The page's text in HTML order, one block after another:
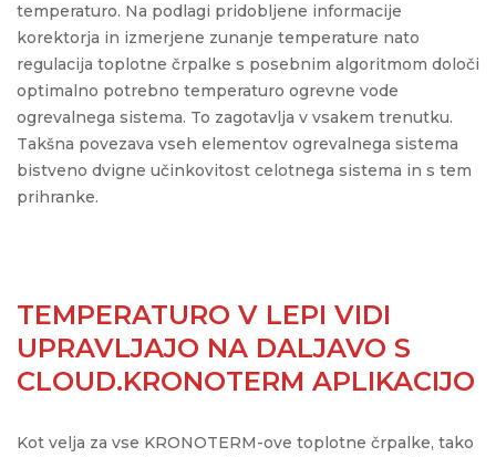
temperaturo. Na podlagi pridobljene informacije
korektorja in izmerjene zunanje temperature nato
regulacija toplotne črpalke s posebnim algoritmom določi
optimalno potrebno temperaturo ogrevne vode
ogrevalnega sistema. To zagotavlja v vsakem trenutku.
Takšna povezava vseh elementov ogrevalnega sistema
bistveno dvigne učinkovitost celotnega sistema in s tem
prihranke.
TEMPERATURO V LEPI VIDI
UPRAVLJAJO NA DALJAVO S
CLOUD.KRONOTERM APLIKACIJO
Kot velja za vse KRONOTERM-ove toplotne črpalke, tako